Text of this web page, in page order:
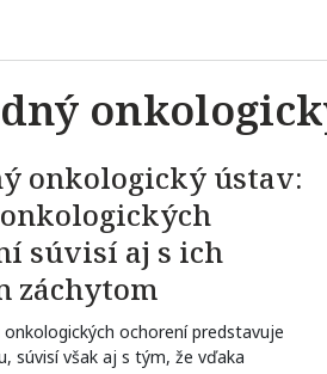
onkologický ústav:
súvisí aj s ich
záchytom
ochorení predstavuje
súvisí však aj s tým, že vďaka